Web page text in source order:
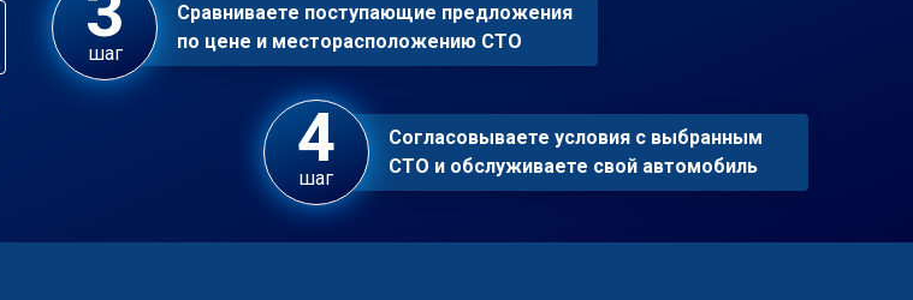
шаг
Сравниваете поступающие предложения
по цене и месторасположению СТО
шаг
Согласовываете условия с выбранным
СТО и обслуживаете свой автомобиль